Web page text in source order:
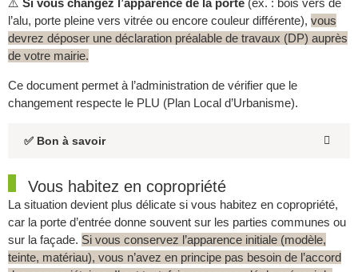
✅ Bon à savoir
⚠️ Si vous changez l’apparence de la porte (ex. : bois vers de
l’alu, porte pleine vers vitrée ou encore couleur différente), vous
devrez déposer une déclaration préalable de travaux (DP) auprès
de votre mairie.
Ce document permet à l’administration de vérifier que le
changement respecte le PLU (Plan Local d’Urbanisme).
Vous habitez en copropriété
La situation devient plus délicate si vous habitez en copropriété,
car la porte d’entrée donne souvent sur les parties communes ou
sur la façade. Si vous conservez l’apparence initiale (modèle,
teinte, matériau), vous n’avez en principe pas besoin de l’accord